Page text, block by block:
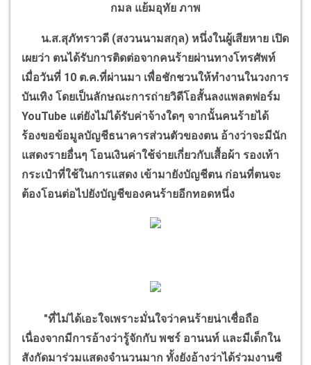
กมล แย้มอุทัย ภาพ
น.ส.สุภัทราวดี (สงวนนามสกุล) หนึ่งในผู้เสียหาย เปิด
เผยว่า ตนได้รับการติดต่อจากคนร้ายผ่านทางโทรศัพท์
เมื่อวันที่ 10 ต.ค.ที่ผ่านมา เพื่อชักชวนให้ทำงานในวงการ
บันเทิง โดยเป็นลักษณะการถ่ายวิดีโอสั้นลงแพลตฟอร์ม
YouTube แต่ยังไม่ได้รับค่าจ้างใดๆ จากนั้นคนร้ายได้
ร้องขอข้อมูลบัญชีธนาคารส่วนตัวของตน อ้างว่าจะมีนัก
แสดงรายอื่นๆ โอนเงินค่าใช้จ่ายเกี่ยวกับเสื้อผ้า รองเท้า
กระเป๋าที่ใช้ในการแสดง เข้ามายังบัญชีตน ก่อนที่ตนจะ
ต้องโอนต่อไปยังบัญชีของคนร้ายอีกทอดหนึ่ง
"ที่ไม่ได้เอะใจเพราะมั่นใจว่าคนร้ายน่าเชื่อถือ
เนื่องจากมีการอ้างว่ารู้จักกับ พชร์ อานนท์ และมีเด็กใน
สังกัดมาร่วมแสดงจำนวนมาก ทั้งยังอ้างว่าได้ร่วมงานซี